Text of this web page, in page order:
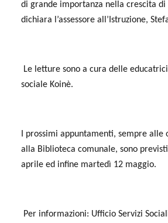
di grande importanza nella crescita di
dichiara l’assessore all’Istruzione,
Le letture sono a cura delle
sociale Koinè.
I prossimi appuntamenti, sempre alle
alla Biblioteca comunale, sono
aprile ed infine martedì 12 maggio.
Per informazioni: Ufficio Servizi